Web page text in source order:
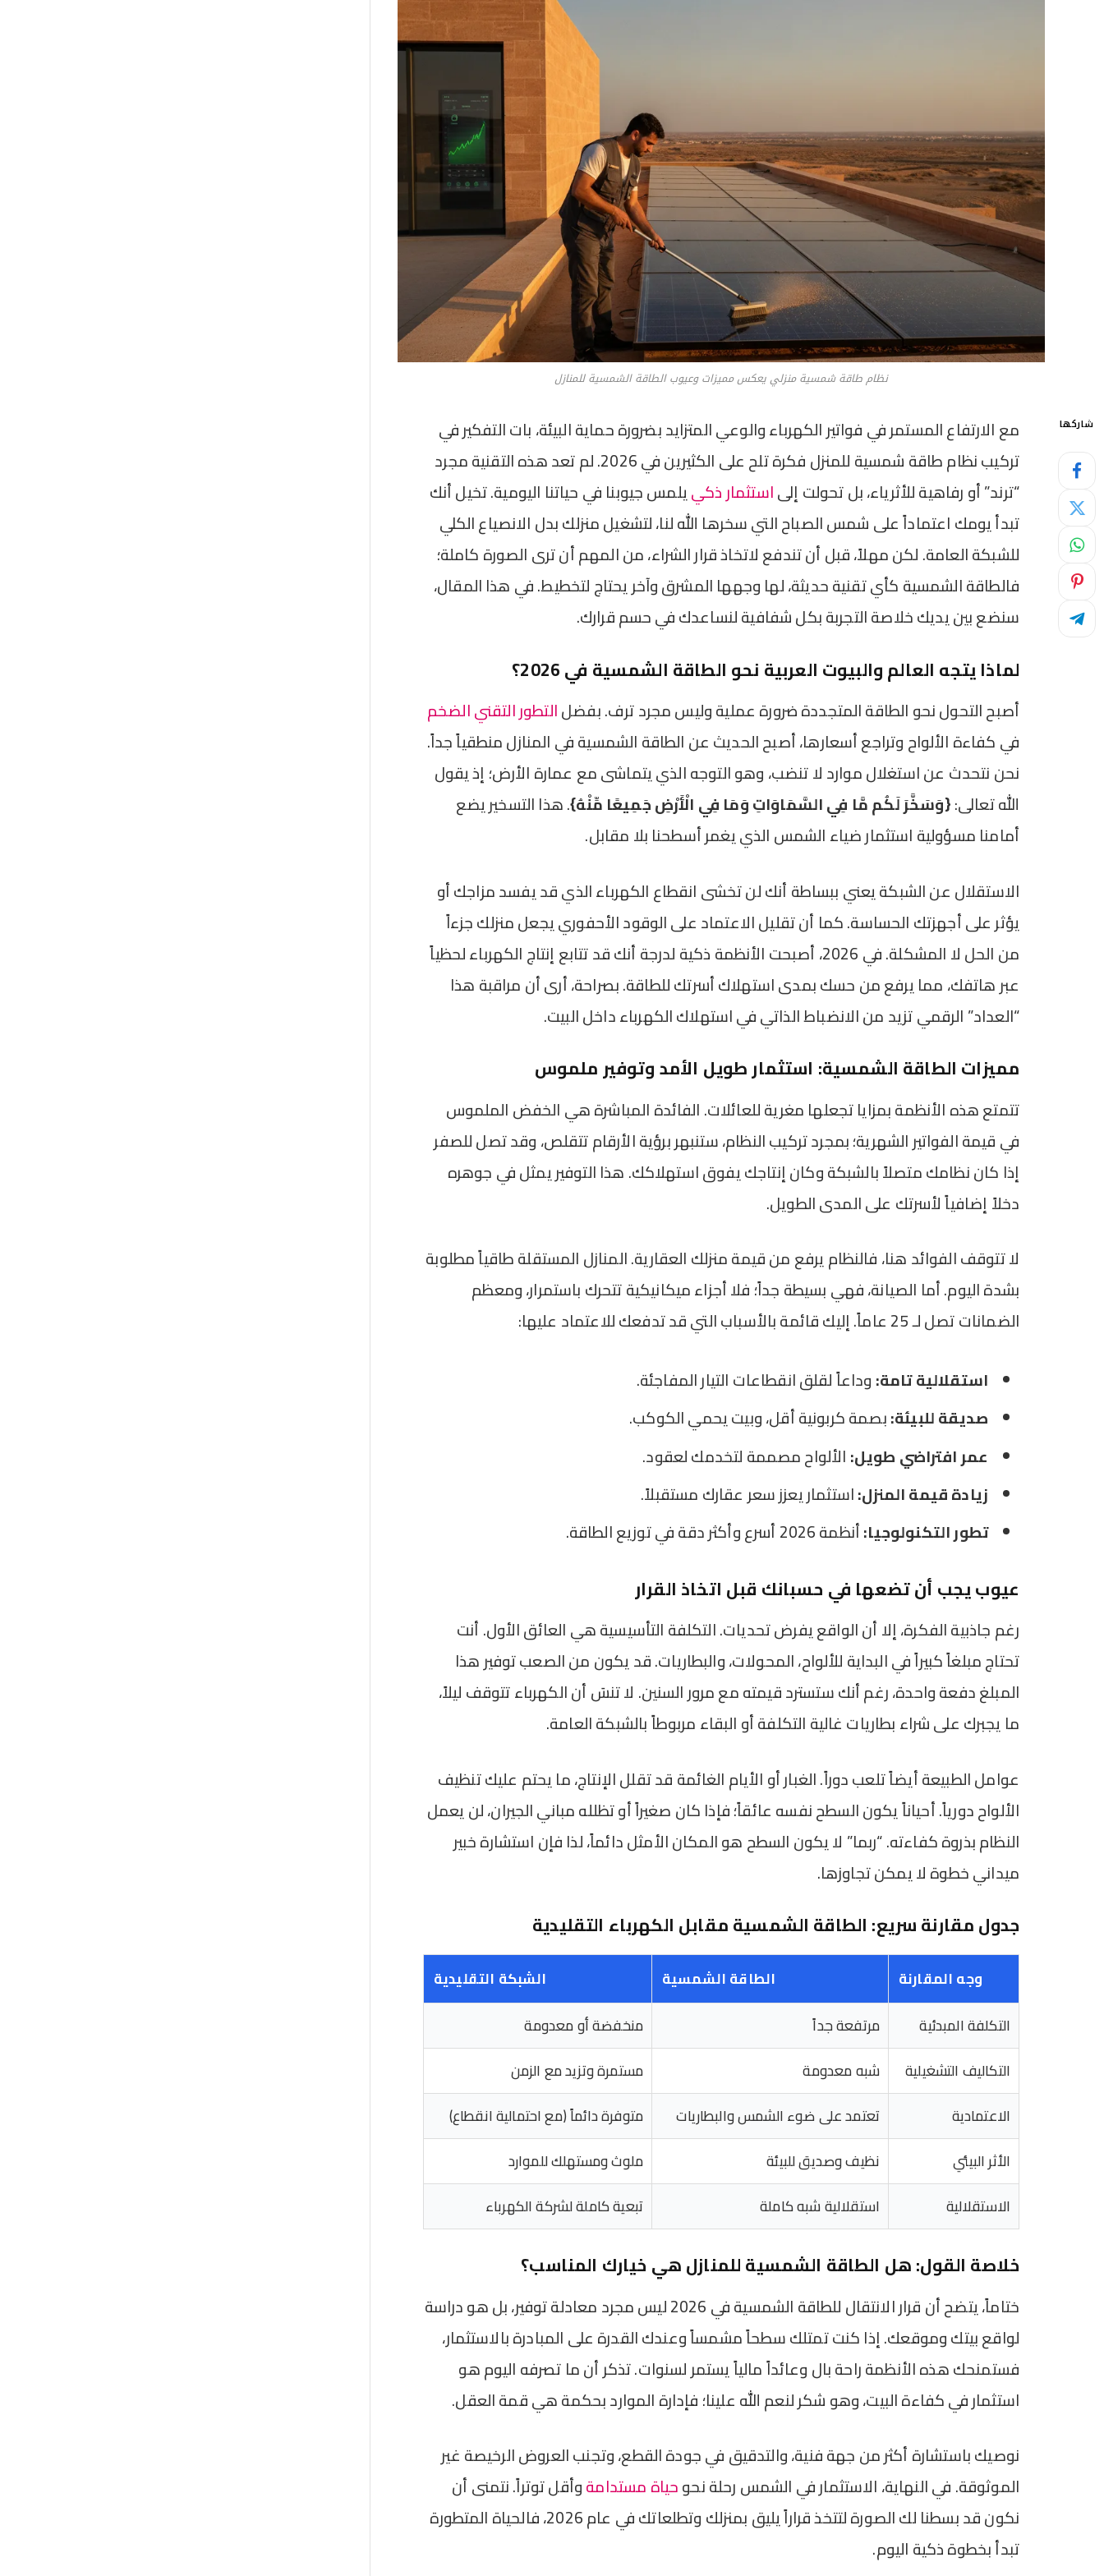
نظام طاقة شمسية منزلي يعكس مميزات وعيوب الطاقة الشمسية للمنازل
شاركها
مع الارتفاع المستمر في فواتير الكهرباء والوعي المتزايد بضرورة حماية البيئة، بات التفكير في
تركيب نظام طاقة شمسية للمنزل فكرة تلح على الكثيرين في 2026. لم تعد هذه التقنية مجرد
“ترند” أو رفاهية للأثرياء، بل تحولت إلىاستثمار ذكييلمس جيوبنا في حياتنا اليومية. تخيل أنك
تبدأ يومك اعتماداً على شمس الصباح التي سخرها الله لنا، لتشغيل منزلك بدل الانصياع الكلي
للشبكة العامة. لكن مهلاً، قبل أن تندفع لاتخاذ قرار الشراء، من المهم أن ترى الصورة كاملة؛
فالطاقة الشمسية كأي تقنية حديثة، لها وجهها المشرق وآخر يحتاج لتخطيط. في هذا المقال،
سنضع بين يديك خلاصة التجربة بكل شفافية لنساعدك في حسم قرارك.
لماذا يتجه العالم والبيوت العربية نحو الطاقة الشمسية في 2026؟
أصبح التحول نحو الطاقة المتجددة ضرورة عملية وليس مجرد ترف. بفضلالتطور التقني الضخم
في كفاءة الألواح وتراجع أسعارها، أصبح الحديث عن الطاقة الشمسية في المنازل منطقياً جداً.
نحن نتحدث عن استغلال موارد لا تنضب، وهو التوجه الذي يتماشى مع عمارة الأرض؛ إذ يقول
الله تعالى:{وَسَخَّرَ لَكُم مَّا فِي السَّمَاوَاتِ وَمَا فِي الْأَرْضِ جَمِيعًا مِّنْهُ}. هذا التسخير يضع
أمامنا مسؤولية استثمار ضياء الشمس الذي يغمر أسطحنا بلا مقابل.
الاستقلال عن الشبكة يعني ببساطة أنك لن تخشى انقطاع الكهرباء الذي قد يفسد مزاجك أو
يؤثر على أجهزتك الحساسة. كما أن تقليل الاعتماد على الوقود الأحفوري يجعل منزلك جزءاً
من الحل لا المشكلة. في 2026، أصبحت الأنظمة ذكية لدرجة أنك قد تتابع إنتاج الكهرباء لحظياً
عبر هاتفك، مما يرفع من حسك بمدى استهلاك أسرتك للطاقة. بصراحة، أرى أن مراقبة هذا
“العداد” الرقمي تزيد من الانضباط الذاتي في استهلاك الكهرباء داخل البيت.
مميزات الطاقة الشمسية: استثمار طويل الأمد وتوفير ملموس
تتمتع هذه الأنظمة بمزايا تجعلها مغرية للعائلات. الفائدة المباشرة هي الخفض الملموس
في قيمة الفواتير الشهرية؛ بمجرد تركيب النظام، ستنبهر برؤية الأرقام تتقلص، وقد تصل للصفر
إذا كان نظامك متصلاً بالشبكة وكان إنتاجك يفوق استهلاكك. هذا التوفير يمثل في جوهره
دخلاً إضافياً لأسرتك على المدى الطويل.
لا تتوقف الفوائد هنا، فالنظام يرفع من قيمة منزلك العقارية. المنازل المستقلة طاقياً مطلوبة
بشدة اليوم. أما الصيانة، فهي بسيطة جداً؛ فلا أجزاء ميكانيكية تتحرك باستمرار، ومعظم
الضمانات تصل لـ 25 عاماً. إليك قائمة بالأسباب التي قد تدفعك للاعتماد عليها:
استقلالية تامة:وداعاً لقلق انقطاعات التيار المفاجئة.
صديقة للبيئة:بصمة كربونية أقل، وبيت يحمي الكوكب.
عمر افتراضي طويل:الألواح مصممة لتخدمك لعقود.
زيادة قيمة المنزل:استثمار يعزز سعر عقارك مستقبلاً.
تطور التكنولوجيا:أنظمة 2026 أسرع وأكثر دقة في توزيع الطاقة.
عيوب يجب أن تضعها في حسبانك قبل اتخاذ القرار
رغم جاذبية الفكرة، إلا أن الواقع يفرض تحديات. التكلفة التأسيسية هي العائق الأول. أنت
تحتاج مبلغاً كبيراً في البداية للألواح، المحولات، والبطاريات. قد يكون من الصعب توفير هذا
المبلغ دفعة واحدة، رغم أنك ستسترد قيمته مع مرور السنين. لا تنسَ أن الكهرباء تتوقف ليلاً،
ما يجبرك على شراء بطاريات غالية التكلفة أو البقاء مربوطاً بالشبكة العامة.
عوامل الطبيعة أيضاً تلعب دوراً. الغبار أو الأيام الغائمة قد تقلل الإنتاج، ما يحتم عليك تنظيف
الألواح دورياً. أحياناً يكون السطح نفسه عائقاً؛ فإذا كان صغيراً أو تظلله مباني الجيران، لن يعمل
النظام بذروة كفاءته. “ربما” لا يكون السطح هو المكان الأمثل دائماً، لذا فإن استشارة خبير
ميداني خطوة لا يمكن تجاوزها.
جدول مقارنة سريع: الطاقة الشمسية مقابل الكهرباء التقليدية
وجه المقارنة الطاقة الشمسية
الشبكة التقليدية
التكلفة المبدئية
مرتفعة جداً
منخفضة أو معدومة
التكاليف التشغيلية
شبه معدومة
مستمرة وتزيد مع الزمن
الاعتمادية
تعتمد على ضوء الشمس والبطاريات
متوفرة دائماً (مع احتمالية انقطاع)
الأثر البيئي
نظيف وصديق للبيئة
ملوث ومستهلك للموارد
الاستقلالية
استقلالية شبه كاملة تبعية كاملة لشركة الكهرباء
خلاصة القول: هل الطاقة الشمسية للمنازل هي خيارك المناسب؟
ختاماً، يتضح أن قرار الانتقال للطاقة الشمسية في 2026 ليس مجرد معادلة توفير، بل هو دراسة
لواقع بيتك وموقعك. إذا كنت تمتلك سطحاً مشمساً وعندك القدرة على المبادرة بالاستثمار،
فستمنحك هذه الأنظمة راحة بال وعائداً مالياً يستمر لسنوات. تذكر أن ما تصرفه اليوم هو
استثمار في كفاءة البيت، وهو شكر لنعم الله علينا؛ فإدارة الموارد بحكمة هي قمة العقل.
نوصيك باستشارة أكثر من جهة فنية، والتدقيق في جودة القطع، وتجنب العروض الرخيصة غير
الموثوقة. في النهاية، الاستثمار في الشمس رحلة نحوحياة مستدامةوأقل توتراً. نتمنى أن
نكون قد بسطنا لك الصورة لتتخذ قراراً يليق بمنزلك وتطلعاتك في عام 2026، فالحياة المتطورة
تبدأ بخطوة ذكية اليوم.